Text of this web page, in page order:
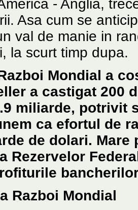
- Anglia,
Asa cum se
val de manie in
la scurt timp dupa.
Mondial a
a castigat 200
miliarde, potrivit
ca efortul de
de dolari.
Rezervelor
Razboi Mondial